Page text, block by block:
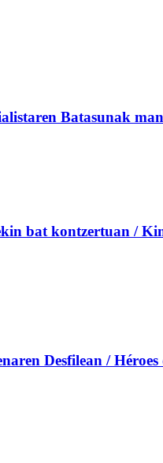
Batasunak
bat kontzertuan /
Desfilean /